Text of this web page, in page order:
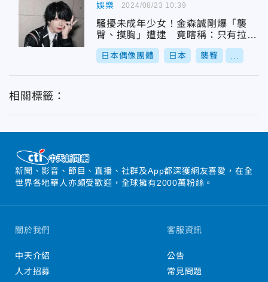
娛樂
騷擾未成年少女！金森誠剛爆「襲
臀、摸胸」遭逮 竟瞎稱：只有拉拉
鍊
日本偶像團體 日本 襲臀
2024/08/23 10:39
相關標籤：
新聞、影音、節目、直播、社群及App都深獲網友喜愛，在全
世界各地華人亦頗受歡迎，全球擁有2000萬粉絲。
關於我們
中天介紹
人才招募
客服資訊
公告
常見問題